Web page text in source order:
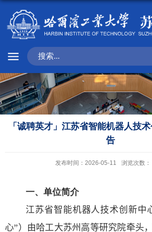
「诚聘英才」江苏省智能机器人技
告
发布时间：2026-05-11 浏览次数：
一、单位简介
江苏省智能机器人技术创新中
心”）由哈工大苏州高等研究院牵头